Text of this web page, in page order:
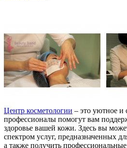
Центр косметологии – это уютное и
профессионалы помогут вам
здоровье вашей кожи. Здесь вы
спектром услуг, предназначенных
а также получить